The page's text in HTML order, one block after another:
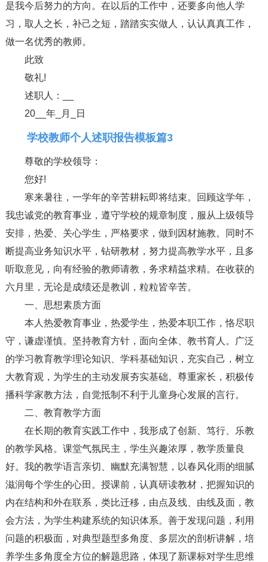
是我今后努力的方向。在以后的工作中，还要多向他人学
习，取人之长，补己之短，踏踏实实做人，认认真真工作，
做一名优秀的教师。
此致
敬礼!
述职人：__
20__年_月_日
学校教师个人述职报告模板篇3
尊敬的学校领导：
您好!
寒来暑往，一学年的辛苦耕耘即将结束。回顾这学年，
我忠诚党的教育事业，遵守学校的规章制度，服从上级领导
安排，热爱、关心学生，严格要求，做到因材施教。同时不
断提高业务知识水平，钻研教材，努力提高教学水平，且多
听取意见，向有经验的教师请教，务求精益求精。在收获的
六月里，无论是成绩还是教训，粒粒皆辛苦。
一、思想素质方面
本人热爱教育事业，热爱学生，热爱本职工作，恪尽职
守，谦虚谨慎。坚持教育方针，面向全体、教书育人。广泛
的学习教育教学理论知识、学科基础知识，充实自己，树立
大教育观，为学生的主动发展夯实基础。尊重家长，积极传
播科学家教方法，自觉抵制不利于儿童身心发展的言行。
二、教育教学方面
在长期的教育实践工作中，我形成了创新、笃行、乐教
的教学风格。课堂气氛民主，学生兴趣浓厚，教学质量良
好。我的教学语言亲切、幽默充满智慧，以春风化雨的细腻
滋润每个学生的心田。授课前，认真研读教材，把握知识的
内在结构和外在联系，类比迁移，由点及线、由线及面，教
会方法，为学生构建系统的知识体系。善于发现问题，利用
问题的积极面，对典型题型多角度、多层次的剖析讲解，培
养学生多角度全方位的解题思路，体现了新课标对学生思维